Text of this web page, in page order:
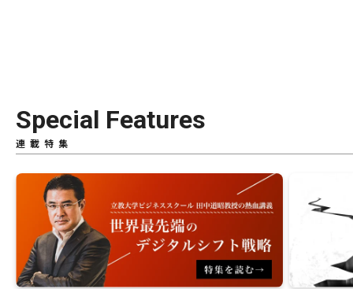
Special Features
連載特集